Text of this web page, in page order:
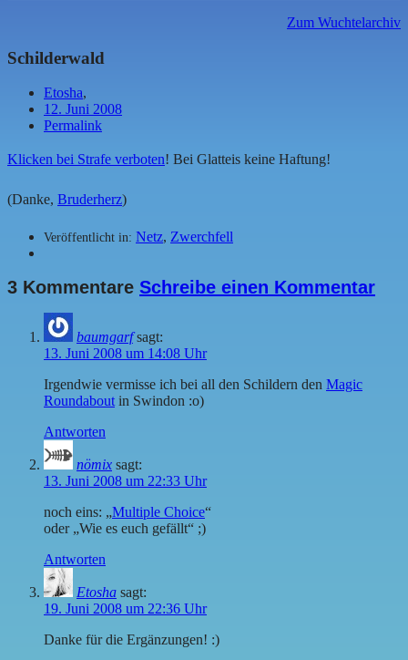
Zum Wuchtelarchiv
Schilderwald
Etosha,
12. Juni 2008
Permalink
Klicken bei Strafe verboten! Bei Glatteis keine Haftung!
(Danke, Bruderherz)
Veröffentlicht in: Netz, Zwerchfell
3 Kommentare Schreibe einen Kommentar
baumgarf sagt:
13. Juni 2008 um 14:08 Uhr
Irgendwie vermisse ich bei all den Schildern den Magic
Roundabout in Swindon :o)
Antworten
nömix sagt:
13. Juni 2008 um 22:33 Uhr
noch eins: „Multiple Choice“
oder „Wie es euch gefällt“ ;)
Antworten
Etosha sagt:
19. Juni 2008 um 22:36 Uhr
Danke für die Ergänzungen! :)